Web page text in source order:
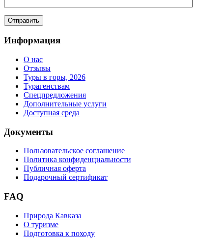
Информация
О нас
Отзывы
Туры в горы, 2026
Турагенствам
Спецпредложения
Дополнительные услуги
Доступная среда
Документы
Пользовательское соглашение
Политика конфиденциальности
Публичная оферта
Подарочный сертификат
FAQ
Природа Кавказа
О туризме
Подготовка к походу